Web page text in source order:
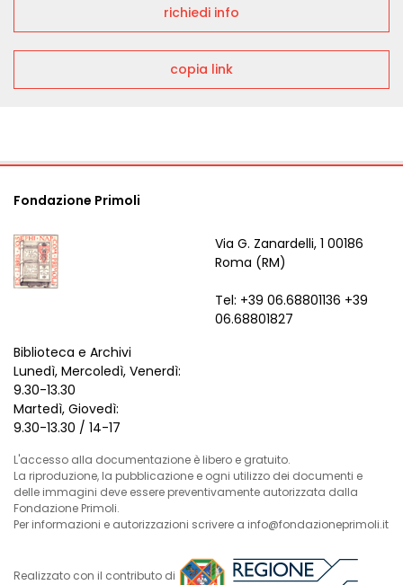
richiedi info
copia link
Fondazione Primoli
Via G. Zanardelli, 1 00186
Roma (RM)
Tel: +39 06.68801136 +39
06.68801827
Biblioteca e Archivi
Lunedì, Mercoledì, Venerdì:
9.30-13.30
Martedì, Giovedì:
9.30-13.30 / 14-17
L'accesso alla documentazione è libero e gratuito.
La riproduzione, la pubblicazione e ogni utilizzo dei documenti e
delle immagini deve essere preventivamente autorizzata dalla
Fondazione Primoli.
Per informazioni e autorizzazioni scrivere a info@fondazioneprimoli.it
Realizzato con il contributo di